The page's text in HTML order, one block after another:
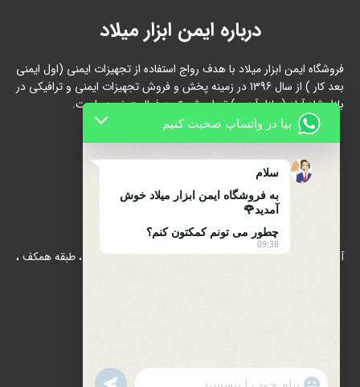
درباره ایمن ابزار میلاد
فروشگاه ایمن ابزار میلاد با هدف رواج استفاده از تجهیزات ایمنی (اول ایمنی
بعد کار ) از سال 1396 در زمینه پخش و فروش تجهیزات ایمنی و ترافیکی در
بازار شاد آباد ( بازار آهن ) تهران شروع به فعالیت نموده است.
آدرس : بازار آهن شادآباد ، مجتمع 17 شهریور ، بلوک B/الف ، طبقه همکف ،
بیا در واتساپ صحبت کنیم
سلام
به فروشگاه ایمن ابزار میلاد خوش
آمدید🌹
چطور می تونم کمکتون کنم؟
09:38